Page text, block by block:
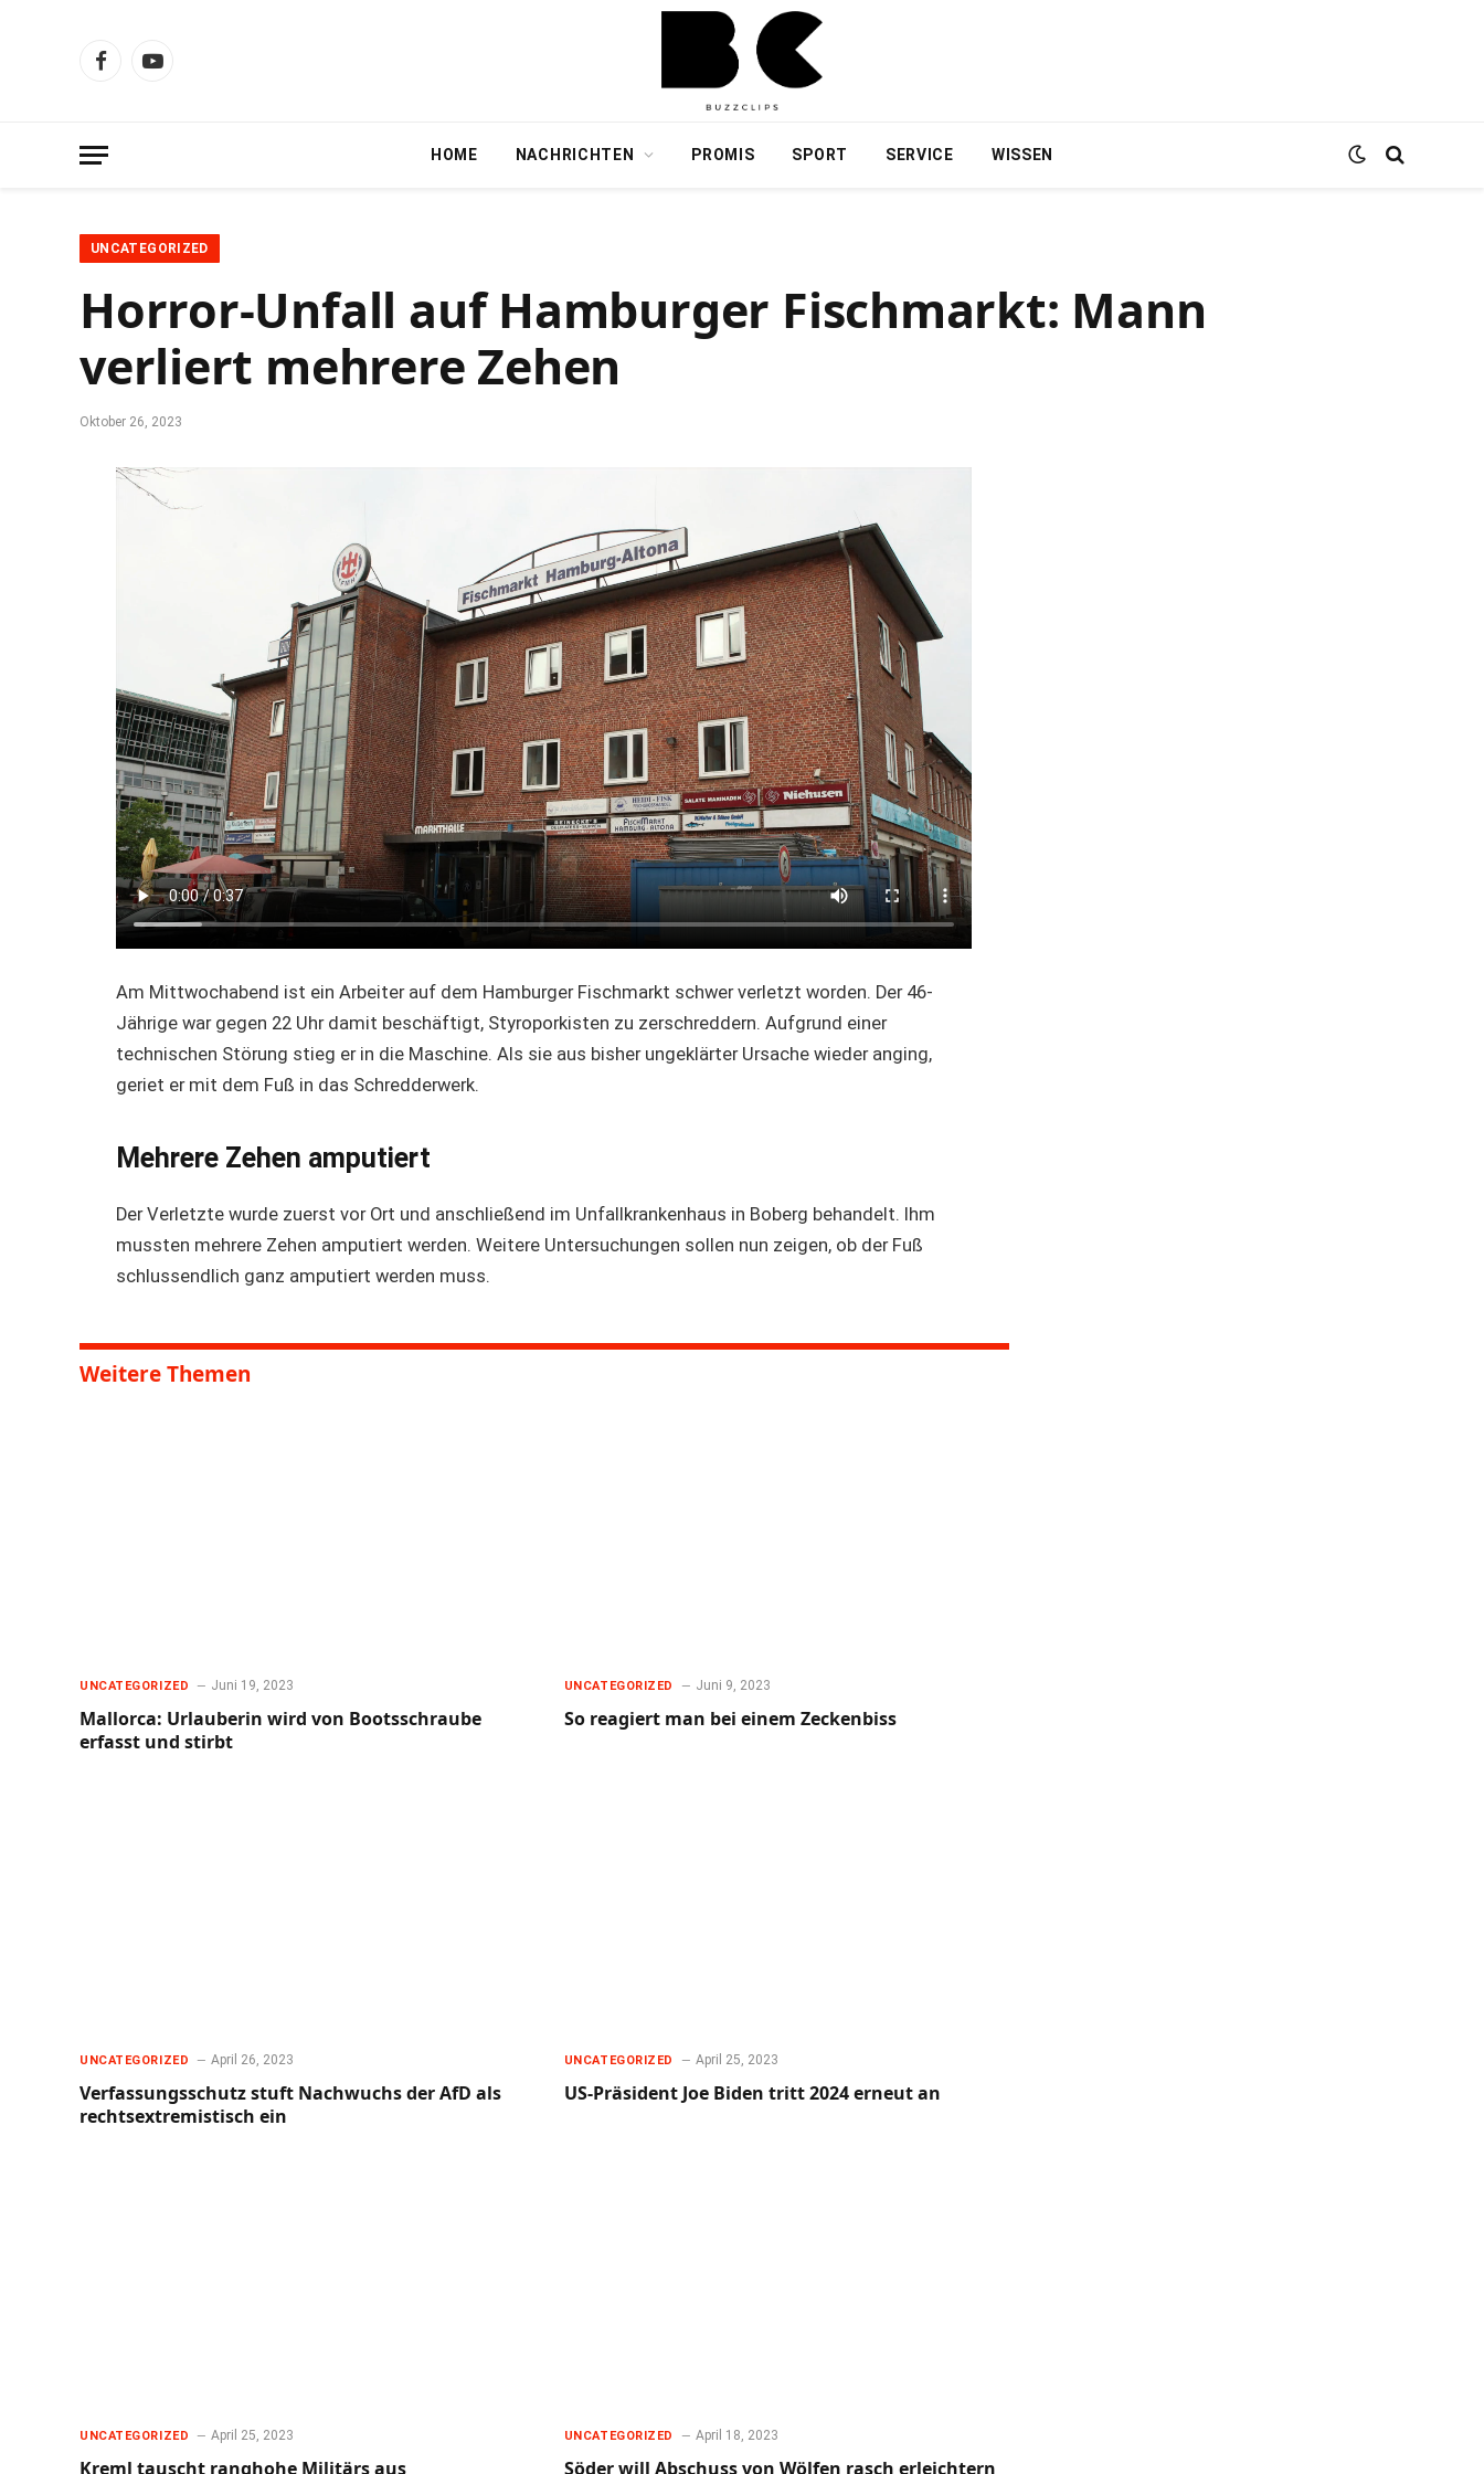
FacebookYouTube
HOME NACHRICHTEN PROMIS SPORT SERVICE WISSEN
UNCATEGORIZED
Horror-Unfall auf Hamburger Fischmarkt: Mann
verliert mehrere Zehen
Oktober 26, 2023
Am Mittwochabend ist ein Arbeiter auf dem Hamburger Fischmarkt schwer verletzt worden. Der 46-
Jährige war gegen 22 Uhr damit beschäftigt, Styroporkisten zu zerschreddern. Aufgrund einer
technischen Störung stieg er in die Maschine. Als sie aus bisher ungeklärter Ursache wieder anging,
geriet er mit dem Fuß in das Schredderwerk.
Mehrere Zehen amputiert
Der Verletzte wurde zuerst vor Ort und anschließend im Unfallkrankenhaus in Boberg behandelt. Ihm
mussten mehrere Zehen amputiert werden. Weitere Untersuchungen sollen nun zeigen, ob der Fuß
schlussendlich ganz amputiert werden muss.
Weitere Themen
UNCATEGORIZED Juni 19, 2023
Mallorca: Urlauberin wird von Bootsschraube
erfasst und stirbt
UNCATEGORIZED Juni 9, 2023
So reagiert man bei einem Zeckenbiss
UNCATEGORIZED April 26, 2023
Verfassungsschutz stuft Nachwuchs der AfD als
rechtsextremistisch ein
UNCATEGORIZED April 25, 2023
US-Präsident Joe Biden tritt 2024 erneut an
UNCATEGORIZED April 25, 2023
Kreml tauscht ranghohe Militärs aus
UNCATEGORIZED April 18, 2023
Söder will Abschuss von Wölfen rasch erleichtern